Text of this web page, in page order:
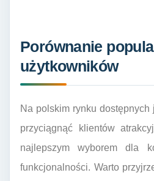
Porównanie
użytkowników
Na polskim rynku
przyciągnąć klientów
najlepszym wyborem dla
funkcjonalności. Warto